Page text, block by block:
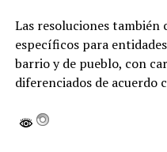
Las resoluciones
específicos para
barrio y de pueblo, con
diferenciados de acuerdo